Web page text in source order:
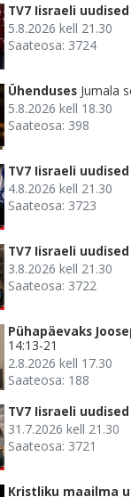
TV7 Iisraeli uudised
5.8.2026 kell 21.30
Saateosa: 3724
Ühenduses Jumala
5.8.2026 kell 18.30
Saateosa: 398
TV7 Iisraeli uudised
4.8.2026 kell 21.30
Saateosa: 3723
TV7 Iisraeli uudised
3.8.2026 kell 21.30
Saateosa: 3722
Pühapäevaks
14:13-21
2.8.2026 kell 17.30
Saateosa: 188
TV7 Iisraeli uudised
31.7.2026 kell 21.30
Saateosa: 3721
Kristliku maailma